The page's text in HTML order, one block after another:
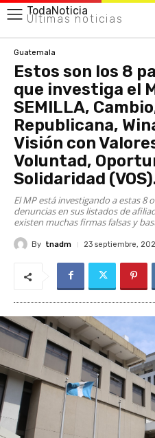
TodaNoticia
Últimas noticias
Guatemala
Estos son los 8
que investiga el
SEMILLA,
Republicana,
Visión con
Voluntad,
Solidaridad
El MP está investigando a estas 8
denuncias en sus listados de
existen muchas firmas falsas y
By tnadm 23 septiembre,